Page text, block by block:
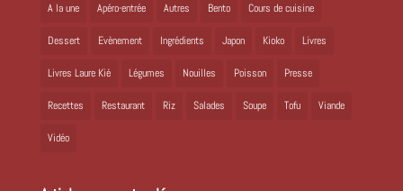
A la une Apéro-entrée Autres Bento Cours de cuisine
Dessert Evènement Ingrédients Japon Kioko Livres
Livres Laure Kié Légumes Nouilles Poisson Presse
Recettes Restaurant Riz Salades Soupe Tofu Viande
Vidéo